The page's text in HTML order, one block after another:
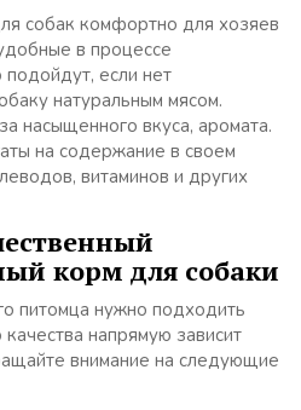
собак комфортно для хозяев
в процессе
подойдут, если нет
натуральным мясом.
насыщенного вкуса, аромата.
на содержание в своем
витаминов и других
корм для собаки
питомца нужно подходить
напрямую зависит
внимание на следующие